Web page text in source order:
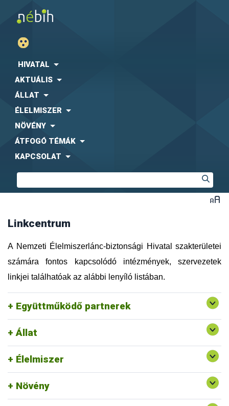
HIVATAL
AKTUÁLIS
ÁLLAT
ÉLELMISZER
NÖVÉNY
ÁTFOGÓ TÉMÁK
KAPCSOLAT
Linkcentrum
A Nemzeti Élelmiszerlánc-biztonsági Hivatal szakterületei
számára fontos kapcsolódó intézmények, szervezetek
linkjei találhatóak az alábbi lenyíló listában.
Együttműködő partnerek
Agrárgazdasági Kutató Intézet (AKI)
(FEOSZ)
Közbeszerzési Hatóság (KH)
Központi Statisztikai Hivatal (KSH)
Magyar Díszkertészek Szövetsége
Magyar Ebtartók Országos Egyesülete (MEBO)
Magyar Máltai Szeretetszolgálat
Magyar Utazási Irodák Szövetsége (MUISZ)
Nemzeti Közszolgálati Egyetem (NKE)
Intézet (OGYÉI)
Szellemi Tulajdon Nemzeti Hivatala (SZTNH)
Táplálkozás, Életmód és Testmozgás Platform
Egyesület (TÉT Platform)
Vám, Jövedéki és Adóügyi Szolgáltatók Szövetsége
(VJASZSZ)
Állat
Élelmiszer
Növény
Rendszerszervezési és Felügyeleti
Igazgatóság ajánlott linkjei
Egységes Nyilvántartási és Azonosítási Rendszer
Felszín Alatti Vizekért Alapítvány
Kölcsönös Megfeleltetés honlap